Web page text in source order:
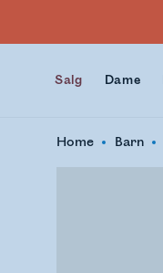
Salg Dame
Home Barn